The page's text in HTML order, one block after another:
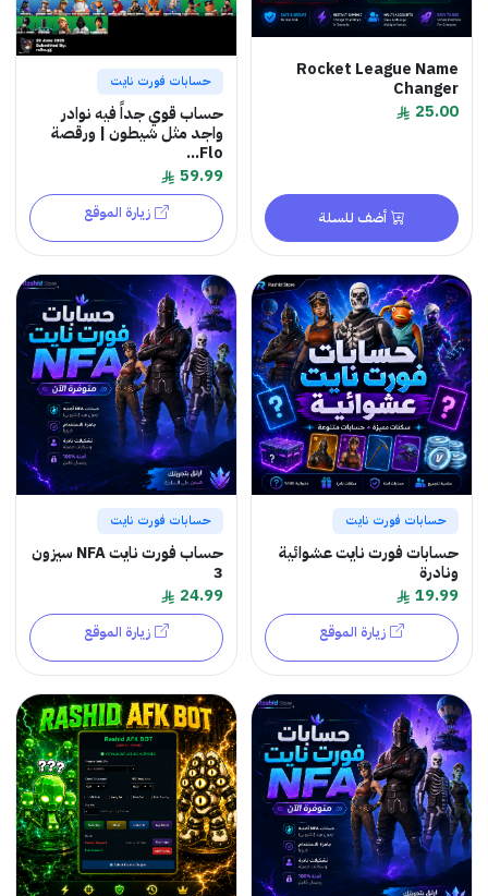
Rocket League Name
Changer
25.00
أضف للسلة
حسابات فورت نايت
حساب قوي جداً فيه نوادر
واجد مثل شيطون | ورقصة
Flo...
59.99
زيارة الموقع
حسابات فورت نايت
حسابات فورت نايت عشوائية
ونادرة
19.99
زيارة الموقع
حسابات فورت نايت
حساب فورت نايت NFA سيزون
3
24.99
زيارة الموقع